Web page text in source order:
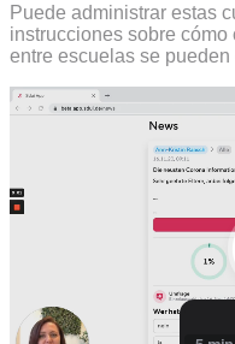
Puede administrar estas
instrucciones sobre
entre escuelas se pueden